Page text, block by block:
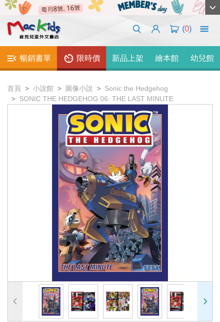
(0)
暢銷書單 限時價 新品上架 繪本館 幼兒館
首頁 小說館 圖像小說
Sonic the Hedgehog
SONIC THE HEDGEHOG 06: THE LAST MINUTE